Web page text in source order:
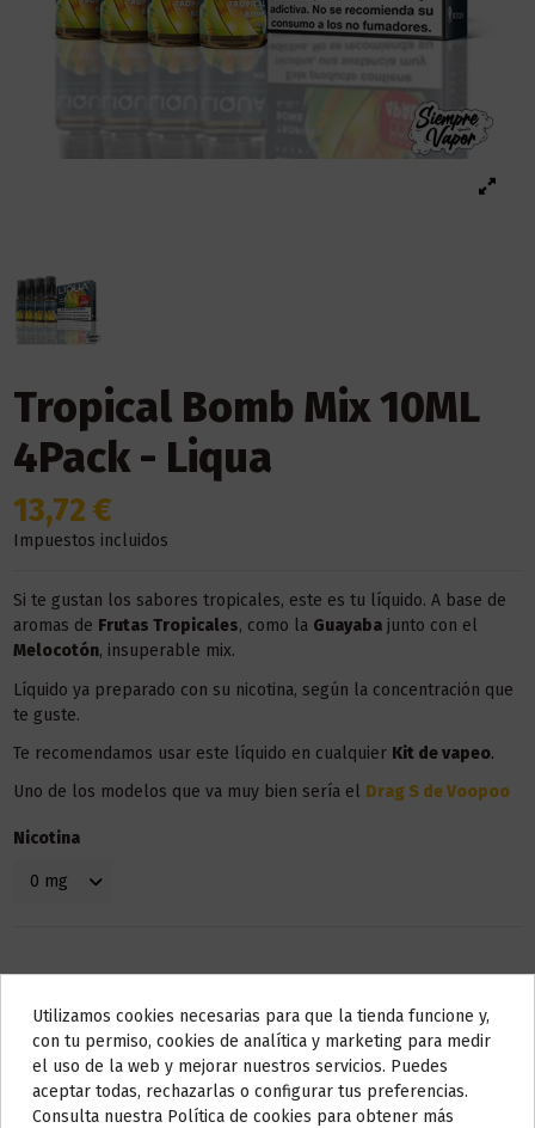
Tropical Bomb Mix 10ML
4Pack - Liqua
13,72 €
Impuestos incluidos
Si te gustan los sabores tropicales, este es tu líquido. A base de
aromas de Frutas Tropicales, como la Guayabajunto con el
Melocotón, insuperable mix.
Líquido ya preparado con su nicotina, según la concentración que
te guste.
Te recomendamos usar este líquido en cualquier Kit de vapeo.
Uno de los modelos que va muy bien sería el Drag S de Voopoo
Nicotina
Detalles del producto
Do not show again.
AVISO IMPORTANTE
Nos tomamos unos días
Utilizamos cookies necesarias para que la tienda funcione y,
con tu permiso, cookies de analítica y marketing para medir
el uso de la web y mejorar nuestros servicios. Puedes
aceptar todas, rechazarlas o configurar tus preferencias.
Consulta nuestra Política de cookies para obtener más